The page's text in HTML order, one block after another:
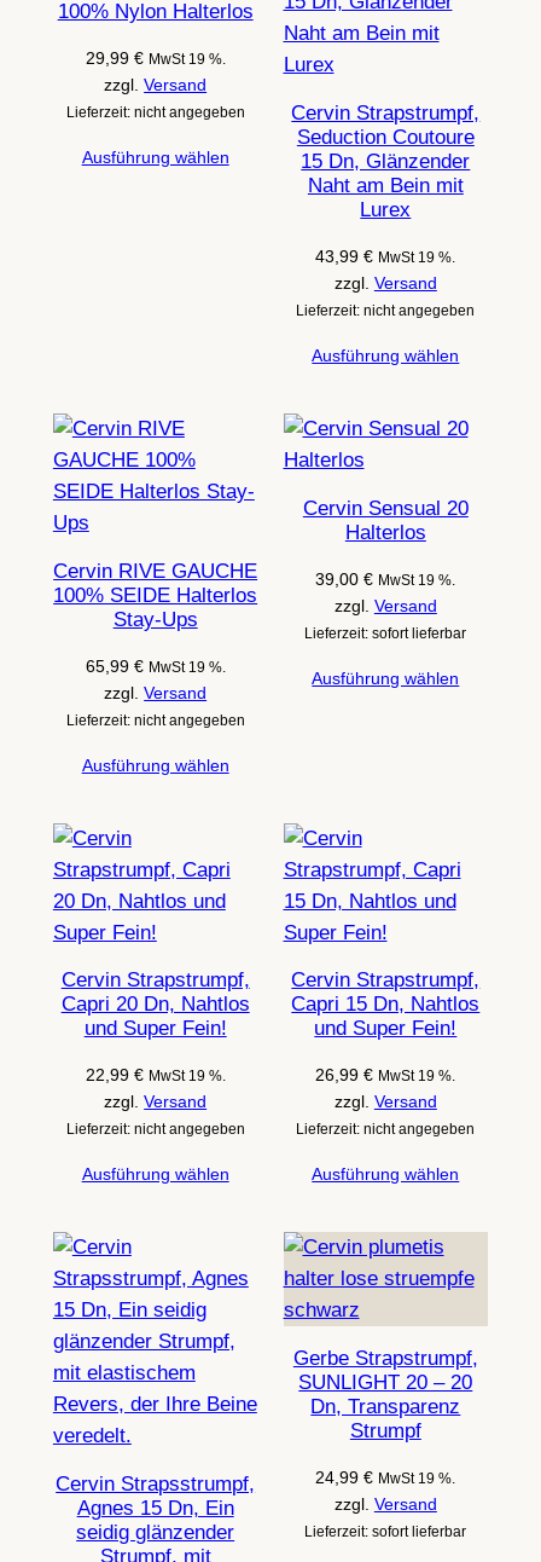
100% Nylon Halterlos
29,99 € MwSt 19 %.
zzgl.Versand
Lieferzeit: nicht angegeben
Ausführung wählen
Cervin Strapstrumpf,
Seduction Coutoure
15 Dn, Glänzender
Naht am Bein mit
Lurex
43,99€ MwSt 19 %.
zzgl. Versand
Lieferzeit: nicht angegeben
Ausführung wählen
Cervin RIVE GAUCHE
100% SEIDE Halterlos
Stay-Ups
65,99 € MwSt 19 %.
zzgl.Versand
Lieferzeit: nicht angegeben
Ausführung wählen
Cervin Sensual 20
Halterlos
39,00€ MwSt 19 %.
zzgl. Versand
Lieferzeit: sofort lieferbar
Ausführung wählen
Cervin Strapstrumpf,
Capri 20 Dn, Nahtlos
und Super Fein!
22,99 € MwSt 19 %.
zzgl.Versand
Lieferzeit: nicht angegeben
Ausführung wählen
Cervin Strapstrumpf,
Capri 15 Dn, Nahtlos
und Super Fein!
26,99€ MwSt 19 %.
zzgl. Versand
Lieferzeit: nicht angegeben
Ausführung wählen
Cervin Strapsstrumpf,
Agnes 15 Dn, Ein
seidig glänzender
Strumpf, mit
Gerbe Strapstrumpf,
SUNLIGHT 20 – 20
Dn, Transparenz
Strumpf
24,99€ MwSt 19 %.
zzgl. Versand
Lieferzeit: sofort lieferbar